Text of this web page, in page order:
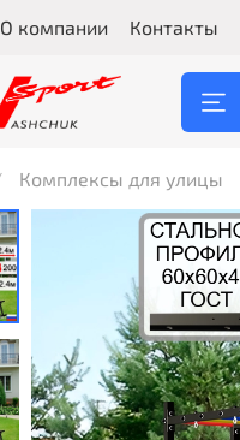
О компании Контакты
Комплексы для улицы